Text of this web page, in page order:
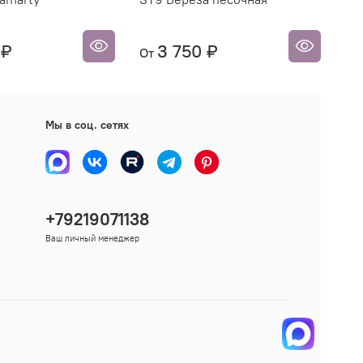
От 3 750 ₽
Мы в соц. сетях
+79219071138
Ваш личный менеджер